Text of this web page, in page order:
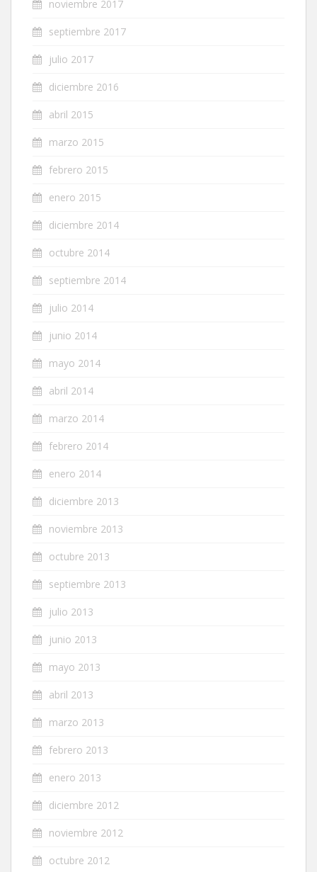
noviembre 2017
septiembre 2017
julio 2017
diciembre 2016
abril 2015
marzo 2015
febrero 2015
enero 2015
diciembre 2014
octubre 2014
septiembre 2014
julio 2014
junio 2014
mayo 2014
abril 2014
marzo 2014
febrero 2014
enero 2014
diciembre 2013
noviembre 2013
octubre 2013
septiembre 2013
julio 2013
junio 2013
mayo 2013
abril 2013
marzo 2013
febrero 2013
enero 2013
diciembre 2012
noviembre 2012
octubre 2012